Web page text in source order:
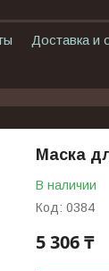
Доставка и
Маска
В наличии
Код: 0384
5 306 ₸